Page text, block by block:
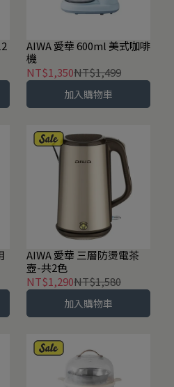
AIWA 愛華 600ml 美式咖啡
機
NT$1,350NT$1,499
加入購物車
AIWA 愛華 三層防燙電茶
壺-共2色
NT$1,290NT$1,580
加入購物車